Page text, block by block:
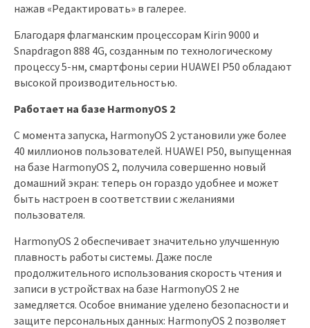
нажав «Редактировать» в галерее.
Благодаря флагманским процессорам Kirin 9000 и
Snapdragon 888 4G, созданным по технологическому
процессу 5-нм, смартфоны серии HUAWEI P50 обладают
высокой производительностью.
Работает на базе HarmonyOS 2
С момента запуска, HarmonyOS 2 установили уже более
40 миллионов пользователей. HUAWEI P50, выпущенная
на базе HarmonyOS 2, получила совершенно новый
домашний экран: теперь он гораздо удобнее и может
быть настроен в соответствии с желаниями
пользователя.
HarmonyOS 2 обеспечивает значительно улучшенную
плавность работы системы. Даже после
продолжительного использования скорость чтения и
записи в устройствах на базе HarmonyOS 2 не
замедляется. Особое внимание уделено безопасности и
защите персональных данных: HarmonyOS 2 позволяет